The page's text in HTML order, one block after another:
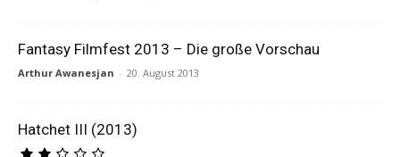
Fantasy Filmfest 2013 – Die große Vorschau
Arthur Awanesjan - 20. August 2013
Hatchet III (2013)